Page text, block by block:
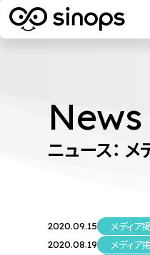
News
ニュース：
2020.09.15 メディア
2020.08.19 メディア